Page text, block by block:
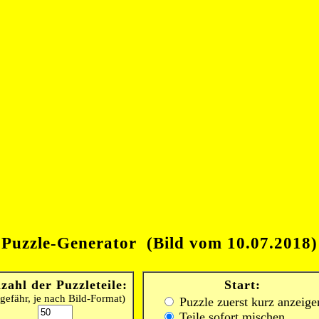
Puzzle-Generator (Bild vom 10.07.2018)
der Puzzleteile:
je nach Bild-Format)
Start:
Puzzle zuerst kurz